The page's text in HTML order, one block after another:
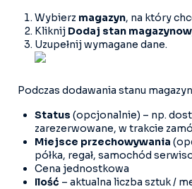
Wybierz magazyn, na który
Kliknij Dodaj stan
Uzupełnij wymagane dane.
Podczas dodawania stanu
Status (opcjonalnie) – np.
zarezerwowane, w trakcie
Miejsce przechowywania
półka, regał, samochód
Cena jednostkowa
Ilość – aktualna liczba sztuk /